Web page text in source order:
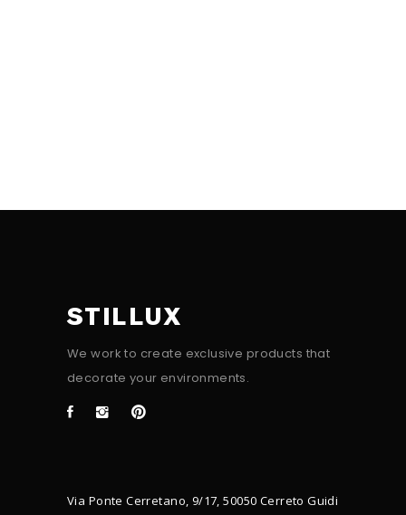
STILLUX
We work to create exclusive products that
decorate your environments.
Via Ponte Cerretano, 9/17, 50050 Cerreto Guidi